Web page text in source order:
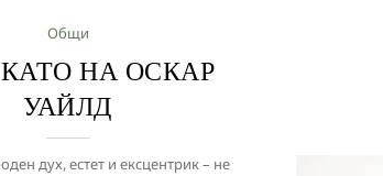
Общи
НА ОСКАР
УАЙЛД
дух, естет и ексцентрик – не